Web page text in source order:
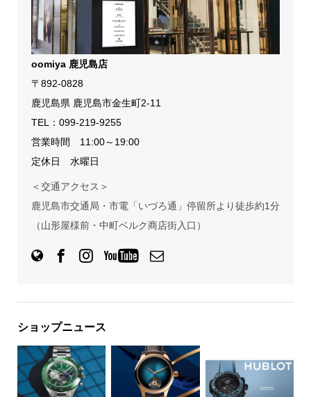
oomiya 鹿児島店
〒892-0828
鹿児島県 鹿児島市金生町2-11
TEL： 099-219-9255
営業時間 11:00～19:00
定休日 水曜日
＜交通アクセス＞
鹿児島市交通局・市電「いづろ通」停留所より徒歩約1分
（山形屋様前・中町ベルク商店街入口）
ショップニュース